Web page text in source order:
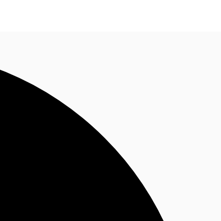
Nous contacter